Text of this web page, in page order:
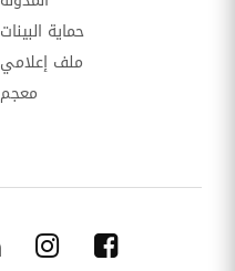
حماية البينات
ملف إعلامي
معجم